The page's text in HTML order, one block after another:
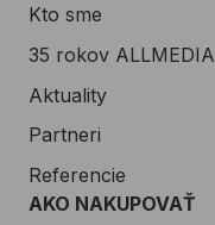
Kto sme
35 rokov ALLMEDIA
Aktuality
Partneri
Referencie
AKO NAKUPOVAŤ